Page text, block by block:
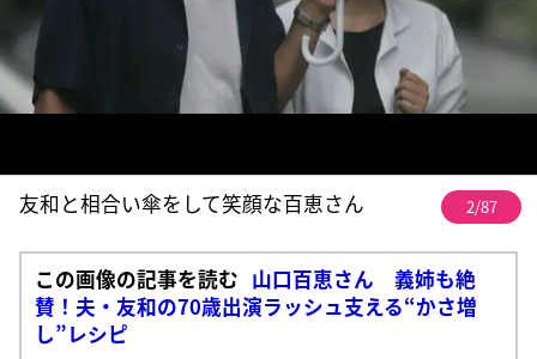
友和と相合い傘をして笑顔な百恵さん 2/87
この画像の記事を読む 山口百恵さん 義姉も絶
賛！夫・友和の70歳出演ラッシュ支える“かさ増
し”レシピ